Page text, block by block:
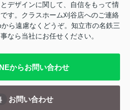
デザインに関して、自信をもって情
す。クラスホーム刈谷店へのご連絡
ら遠慮なくどうぞ。知立市の名鉄三
なら当社にお任せください。
からお問い合わせ
お問い合わせ